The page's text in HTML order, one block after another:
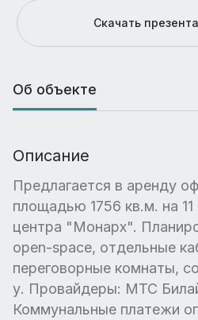
Скачать
Об объекте
Описание
Предлагается в аренду
площадью 1756 кв.м. на
центра "Монарх".
open-space, отдельные
переговорные комнаты,
у. Провайдеры: МТС
Коммунальные платежи